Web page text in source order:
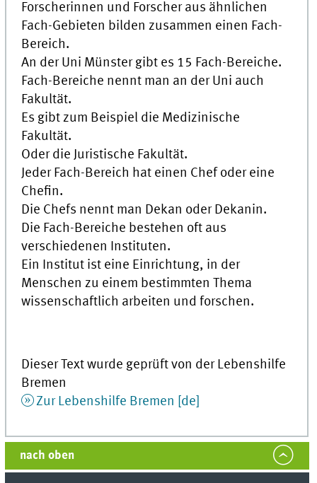
Forscherinnen und Forscher aus ähnlichen
Fach-Gebieten bilden zusammen einen Fach-
Bereich.
An der Uni Münster gibt es 15 Fach-Bereiche.
Fach-Bereiche nennt man an der Uni auch
Fakultät.
Es gibt zum Beispiel die Medizinische
Fakultät.
Oder die Juristische Fakultät.
Jeder Fach-Bereich hat einen Chef oder eine
Chefin.
Die Chefs nennt man Dekan oder Dekanin.
Die Fach-Bereiche bestehen oft aus
verschiedenen Instituten.
Ein Institut ist eine Einrichtung, in der
Menschen zu einem bestimmten Thema
wissenschaftlich arbeiten und forschen.
Dieser Text wurde geprüft von der Lebenshilfe
Bremen
Zur Lebenshilfe Bremen [ de
nach oben